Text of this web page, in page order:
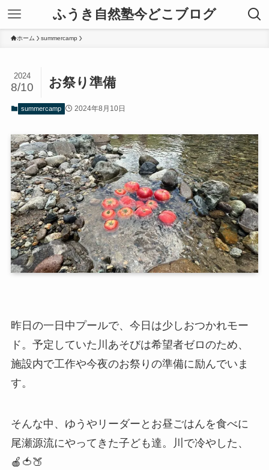
ふうき自然塾今どこブログ
ホーム summercamp
お祭り準備
2024
8/10
summercamp 2024年8月10日
昨日の一日中プールで、今日は少しおつかれモー
ド。予定していた川あそびは希望者ゼロのため、
施設内で工作や今夜のお祭りの準備に励んでいま
す。
そんな中、ゆうやリーダーとお昼ごはんを食べに
尾瀬源流にやってきた子ども達。川で冷やした、
🍎🍅🍑